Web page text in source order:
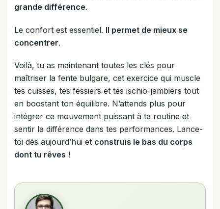
grande différence.
Le confort est essentiel. Il permet de mieux se
concentrer.
Voilà, tu as maintenant toutes les clés pour
maîtriser la fente bulgare, cet exercice qui muscle
tes cuisses, tes fessiers et tes ischio-jambiers tout
en boostant ton équilibre. N’attends plus pour
intégrer ce mouvement puissant à ta routine et
sentir la différence dans tes performances. Lance-
toi dès aujourd’hui et construis le bas du corps
dont tu rêves !